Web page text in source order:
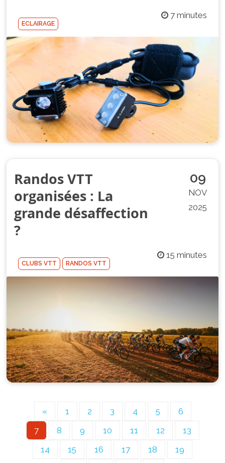
7 minutes
ECLAIRAGE
09
NOV
2025
Randos VTT
organisées : La
grande désaffection
?
15 minutes
CLUBS VTT RANDOS VTT
« 1 2 3 4 5
6
7
8 9 10 11 12
13
14
15 16 17 18
19